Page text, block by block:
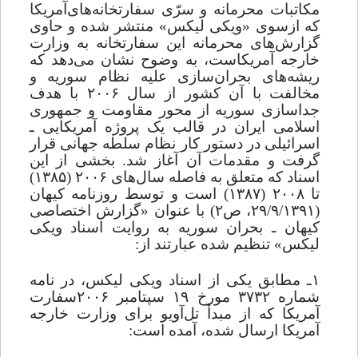
مکاتبات ‌محرمانه و سرّی‌ ‌سفارتخانههای‌آمریکا‌
که ‌از‌سوی «ویکی لیکس» منتشر شده و حاوی
‌گزارشهای ‌محرمانه این سفارتخانه به وزارت
خارجه آمریکاست، به وضوح نشان میدهد که
ریشههای بحران‌سازی علیه نظام‌ سوریه و
مخالفت با آن کشور از سال ۲۰۰۶ با هدف
جداسازی سوریه از محور مقاومت و جمهوری
اسلامی ایران در قالب یک پروژه آمریکایی ـ
اسرائیلی در دستور کار نظام سلطه جهانی قرار
گرفت و مقدمات آن آغاز شد. بخشی از این
اسناد که متعلق به فاصله سال‌های ۲۰۰۶ (۱۳۸۵)
تا ۲۰۰۸ (۱۳۸۷) است و توسط روزنامه کیهان
(۲۹/۹/۱۳۹۱، ص۲) با عنوان «گزارش اختصاصی
کیهان ـ بحران سوریه به روایت اسناد ویکی
لیکس» تنظیم شده عبارتند از:
۱ـ مطابق یکی از اسناد ویکی لیکس، در نامه
شماره ۳۷۳۲ مورخ ۱۹ سپتامبر ۲۰۰۶‌سفارت
آمریکا که از مبدأ تل‌آویو برای وزارت خارجه
‌آمریکا ارسال ‌شده، آمده است: